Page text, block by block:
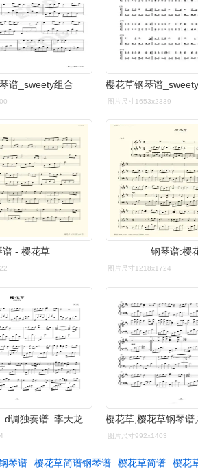
谱_sweety组合
图片尺寸1653x2339
谱 - 樱花草 钢琴谱:樱
图片尺寸1218x1724
樱花草钢琴谱_d调独奏谱_李天龙_钢琴独奏视频_原版钢琴谱_虫虫钢琴
图片尺寸992x1403
琴谱 樱花草简谱钢琴谱 樱花草简谱 樱花